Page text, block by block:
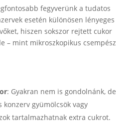
fegyverünk a tudatos
esetén különösen lényeges
hiszen sokszor rejtett cukor
– mint mikroszkopikus csempész
: Gyakran nem is gondolnánk, de
konzerv gyümölcsök vagy
tartalmazhatnak extra cukrot.